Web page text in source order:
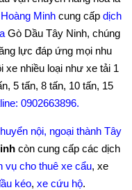
Minh cung cấp dịch
Gò Dầu Tây Ninh, chúng
lực đáp ứng mọi nhu
xe nhiều loại như xe tải 1
5 tấn, 8 tấn, 10 tấn, 15
0902663896.
nội, ngoại thành Tây
còn cung cấp các dịch
vụ cho thuê xe cẩu, xe
kéo, xe cứu hộ.